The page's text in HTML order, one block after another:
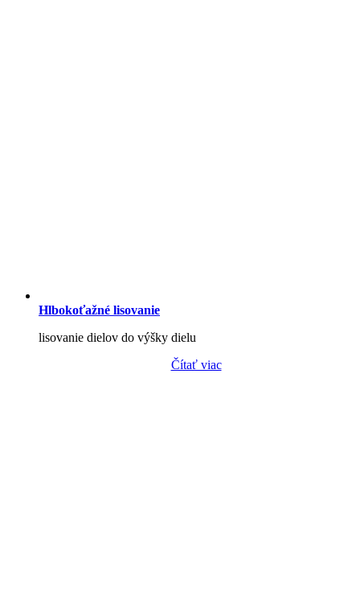
Hlbokoťažné lisovanie
lisovanie dielov do výšky dielu
Čítať viac